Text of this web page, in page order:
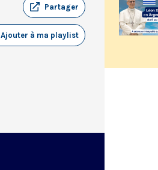
Partager
Ajouter à ma playlist